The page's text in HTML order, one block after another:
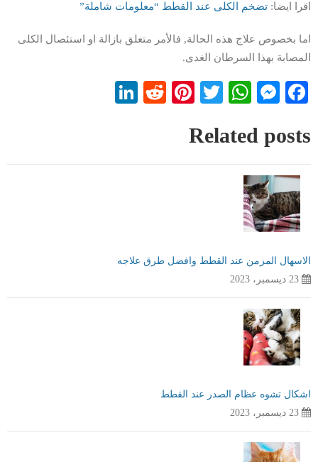
اقرا ايضا: تضخم الكلى عند القطط “معلومات شاملة”
اما بخصوص علاج هذه الحالة, فالأمر متعلق بازالة او استئصال الكلى
المصابة بهذا السرطان الغدى.
Facebook
Messenger
WhatsApp
Twitter
Pinterest
Reddit
Related posts
الاسهال المزمن عند القطط وافضل طرق علاجه
23 ديسمبر، 2023
اشكال تشوه عظام الصدر عند القطط
23 ديسمبر، 2023